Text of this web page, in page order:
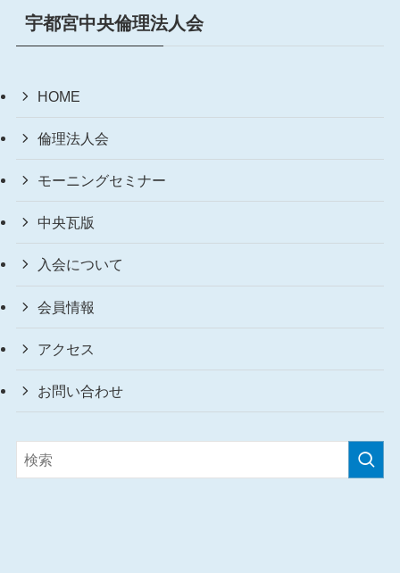
宇都宮中央倫理法人会
HOME
倫理法人会
モーニングセミナー
中央瓦版
入会について
会員情報
アクセス
お問い合わせ